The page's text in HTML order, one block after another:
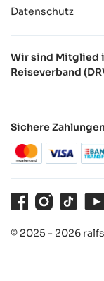
Datenschutz
Wir sind Mitglied
Reiseverband
Sichere
FacebookInstagram
TikTok
© 2025 - 2026